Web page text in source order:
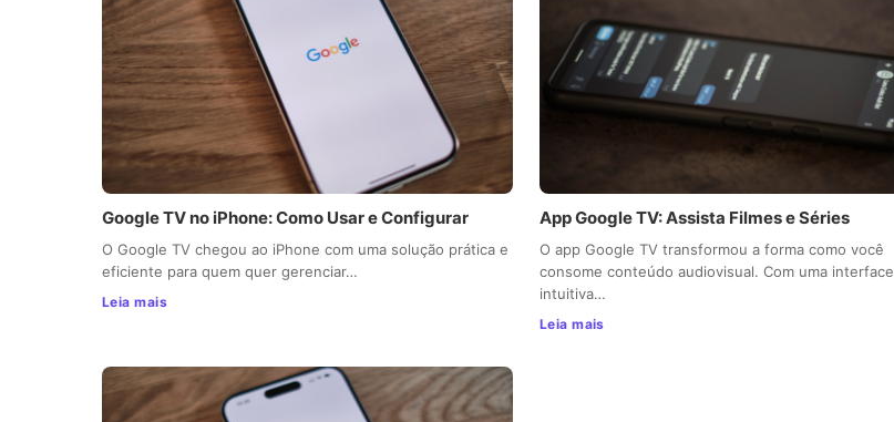
Google TV no iPhone: Como Usar e Configurar
O Google TV chegou ao iPhone com uma solução prática e
eficiente para quem quer gerenciar…
Leia mais
App Google TV: Assista Filmes e Séries
O app Google TV transformou a forma como você
consome conteúdo audiovisual. Com uma interface
intuitiva…
Leia mais